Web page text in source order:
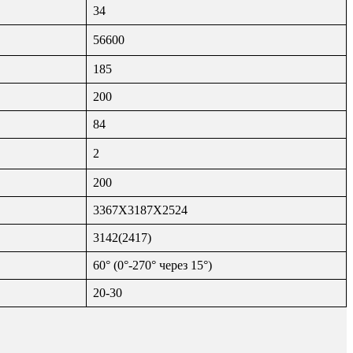
34
56600
185
200
84
2
200
3367Х3187Х2524
3142(2417)
60° (0°-270° через 15°)
20-30